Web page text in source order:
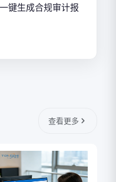
键生成合规审计报
查看更多